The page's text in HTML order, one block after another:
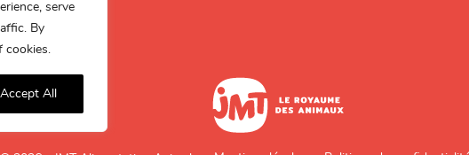
serve
By
cookies.
Accept All